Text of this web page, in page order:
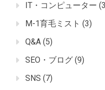
IT・コンピューター
M-1育毛ミスト (3)
Q&A (5)
SEO・ブログ (9)
SNS (7)